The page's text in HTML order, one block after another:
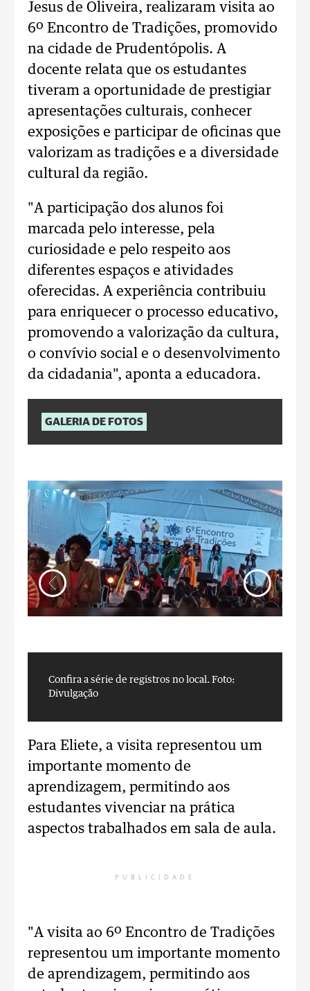
Jesus de Oliveira, realizaram visita ao
6º Encontro de Tradições, promovido
na cidade de Prudentópolis. A
docente relata que os estudantes
tiveram a oportunidade de prestigiar
apresentações culturais, conhecer
exposições e participar de oficinas que
valorizam as tradições e a diversidade
cultural da região.
"A participação dos alunos foi
marcada pelo interesse, pela
curiosidade e pelo respeito aos
diferentes espaços e atividades
oferecidas. A experiência contribuiu
para enriquecer o processo educativo,
promovendo a valorização da cultura,
o convívio social e o desenvolvimento
da cidadania", aponta a educadora.
GALERIA DE FOTOS
Confira a série de registros no local. Foto:
Divulgação
Para Eliete, a visita representou um
importante momento de
aprendizagem, permitindo aos
estudantes vivenciar na prática
aspectos trabalhados em sala de aula.
PUBLICIDADE
"A visita ao 6º Encontro de Tradições
representou um importante momento
de aprendizagem, permitindo aos